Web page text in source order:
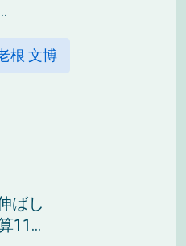
根 文博
ばし
11...